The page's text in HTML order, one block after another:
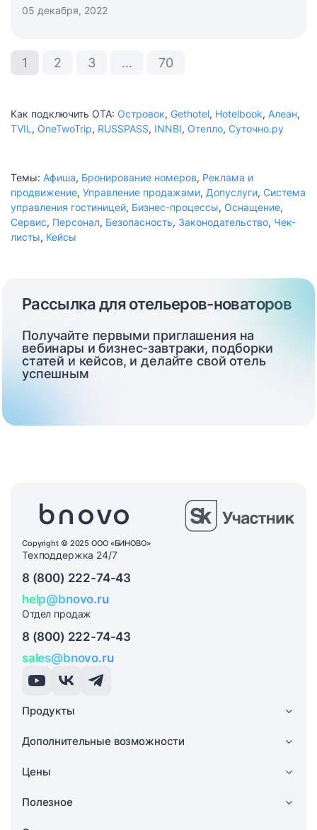
направление глэмпинга.
05 декабря, 2022
1 2 3 … 70
Как подключить ОТА: Островок, Gethotel, Hotelbook, Алеан,
TVIL , OneTwoTrip, RUSSPASS, INNBI, Отелло, Суточно.ру
Темы: Афиша, Бронирование номеров, Реклама и
продвижение, Управление продажами, Допуслуги, Система
управления гостиницей, Бизнес-процессы, Оснащение,
Сервис, Персонал, Безопасность, Законодательство, Чек-
листы, Кейсы
Рассылка для отельеров-новаторов
Получайте первыми приглашения на
вебинары и бизнес-завтраки, подборки
статей и кейсов, и делайте свой отель
успешным
Copyright © 2025 ООО «БИНОВО»
Техподдержка 24/7
8 (800) 222-74-43
help@bnovo.ru
Отдел продаж
8 (800) 222-74-43
sales@bnovo.ru
Продукты
Дополнительные возможности
Цены
Полезное